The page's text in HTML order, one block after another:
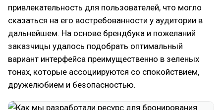
привлекательность для пользователей, что могло
сказаться на его востребованности у аудитории в
дальнейшем. На основе брендбука и пожеланий
заказчицы удалось подобрать оптимальный
вариант интерфейса преимущественно в зеленых
тонах, которые ассоциируются со спокойствием,
дружелюбием и безопасностью.